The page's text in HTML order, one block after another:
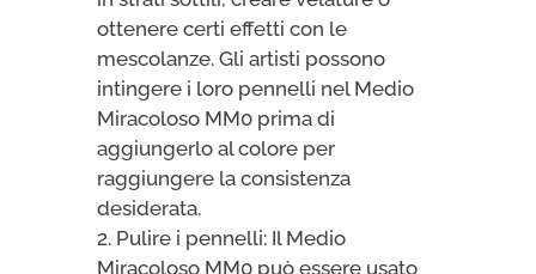
ottenere certi effetti con le
mescolanze. Gli artisti possono
intingere i loro pennelli nel Medio
Miracoloso MM0 prima di
aggiungerlo al colore per
raggiungere la consistenza
desiderata.
2. Pulire i pennelli: Il Medio
Miracoloso MM0 può essere usato